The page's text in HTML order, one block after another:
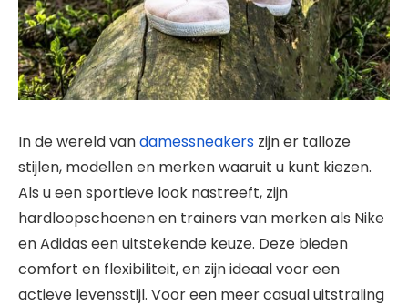
In de wereld vandamessneakers zijn er talloze
stijlen, modellen en merken waaruit u kunt kiezen.
Als u een sportieve look nastreeft, zijn
hardloopschoenen en trainers van merken als Nike
en Adidas een uitstekende keuze. Deze bieden
comfort en flexibiliteit, en zijn ideaal voor een
actieve levensstijl. Voor een meer casual uitstraling